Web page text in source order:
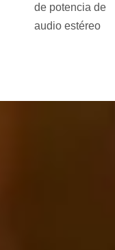
de potencia de
audio estéreo